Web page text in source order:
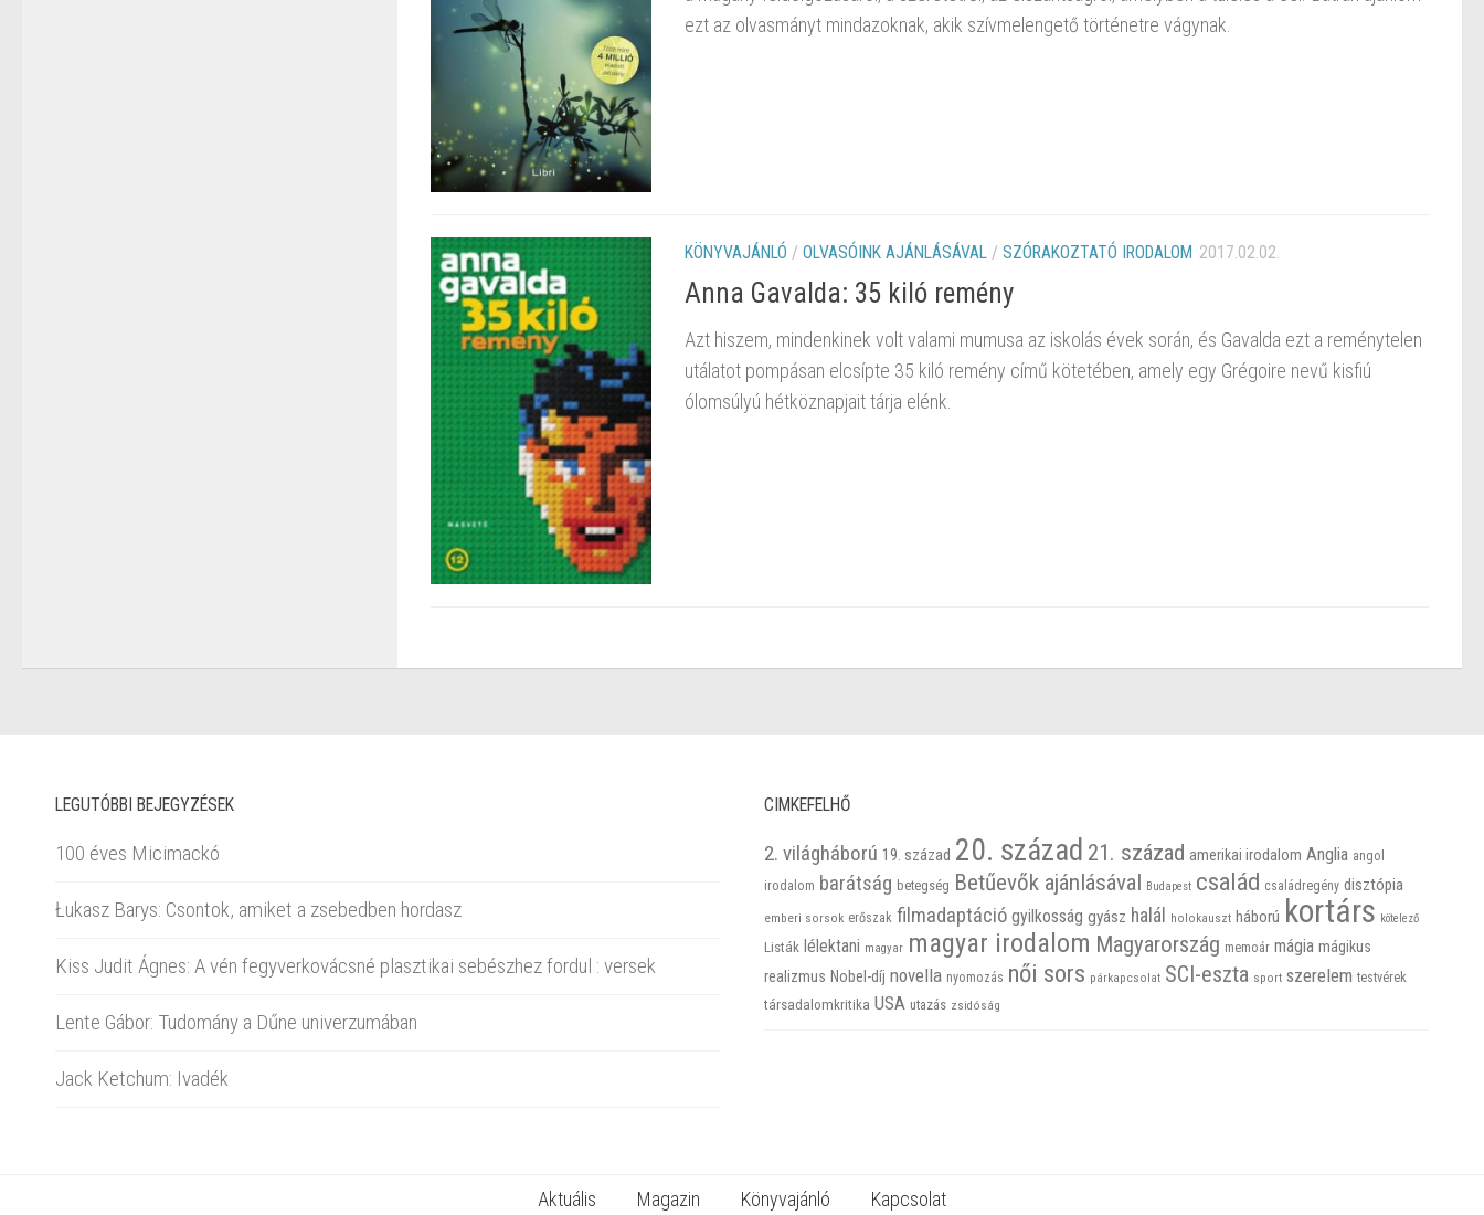
ezt az olvasmányt mindazoknak, akik szívmelengető történetre vágynak.
KÖNYVAJÁNLÓ / OLVASÓINK AJÁNLÁSÁVAL / SZÓRAKOZTATÓ IRODALOM 2017.02.02.
Anna Gavalda: 35 kiló remény
Azt hiszem, mindenkinek volt valami mumusa az iskolás évek során, és Gavalda ezt a reménytelen
utálatot pompásan elcsípte 35 kiló remény című kötetében, amely egy Grégoire nevű kisfiú
ólomsúlyú hétköznapjait tárja elénk.
LEGUTÓBBI BEJEGYZÉSEK
100 éves Micimackó
Łukasz Barys: Csontok, amiket a zsebedben hordasz
Kiss Judit Ágnes: A vén fegyverkovácsné plasztikai sebészhez fordul : versek
Lente Gábor: Tudomány a Dűne univerzumában
Jack Ketchum: Ivadék
CIMKEFELHŐ
2. világháború 19. század 20. század 21. század amerikai irodalom Anglia angol
irodalom barátság betegség Betűevők ajánlásával Budapest család családregény disztópia
emberi sorsok erőszak filmadaptáció gyilkosság gyász halál holokauszt háború kortárs kötelező
Listák lélektani magyar magyar irodalom Magyarország memoár mágia mágikus
realizmus Nobel-díj novella nyomozás női sors párkapcsolat SCI-eszta sport szerelem testvérek
társadalomkritika USA utazás zsidóság
Aktuális Magazin Könyvajánló Kapcsolat